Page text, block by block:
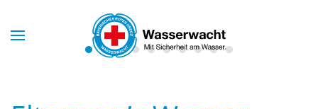
Skip to main content